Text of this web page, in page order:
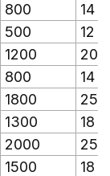
800
14
500
12
1200
20
800
14
1800
25
1300
18
2000
25
1500 18